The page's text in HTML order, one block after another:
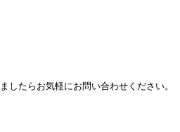
したらお気軽にお問い合わせください。